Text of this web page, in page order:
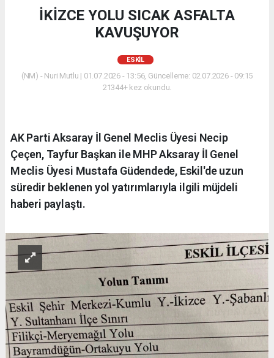
İKİZCE YOLU SICAK ASFALTA
KAVUŞUYOR
ESKİL
(NM) - Nuri Mutlu | 01.07.2026 - 13:56, Güncelleme: 02.07.2026 - 09:15
21344+ kez okundu.
AK Parti Aksaray İl Genel Meclis Üyesi Necip
Çeçen, Tayfur Başkan ile MHP Aksaray İl Genel
Meclis Üyesi Mustafa Güdendede, Eskil'de uzun
süredir beklenen yol yatırımlarıyla ilgili müjdeli
haberi paylaştı.